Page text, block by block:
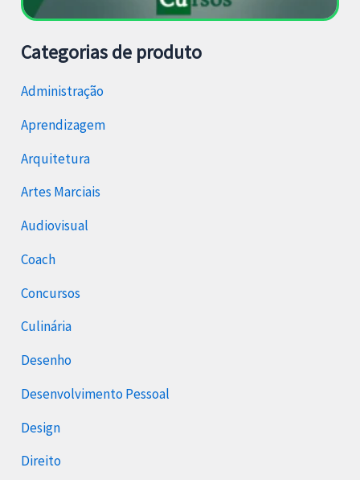
Categorias de produto
Administração
Aprendizagem
Arquitetura
Artes Marciais
Audiovisual
Coach
Concursos
Culinária
Desenho
Desenvolvimento Pessoal
Design
Direito